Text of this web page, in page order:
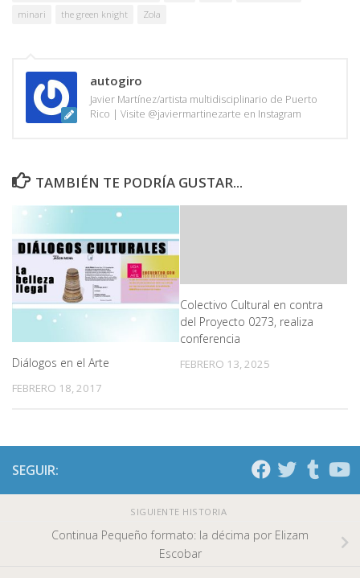
minari
the green knight Zola
autogiro
Javier Martínez/artista multidisciplinario de Puerto
Rico | Visite @javiermartinezarte en Instagram
TAMBIÉN TE PODRÍA GUSTAR...
Diálogos en el Arte
FEBRERO 18, 2017
Colectivo Cultural en contra
del Proyecto 0273, realiza
conferencia
FEBRERO 13, 2025
SEGUIR:
SIGUIENTE HISTORIA
Continua Pequeño formato: la décima por Elizam
Escobar